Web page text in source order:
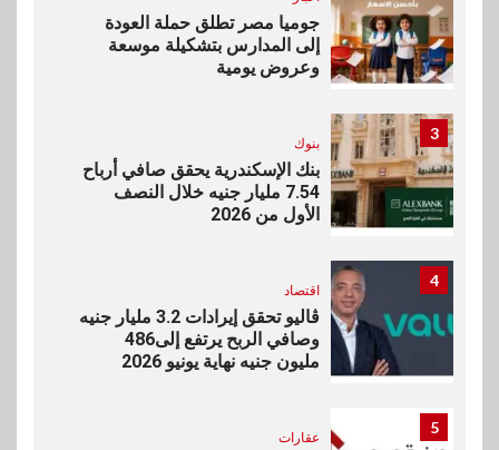
جوميا مصر تطلق حملة العودة
إلى المدارس بتشكيلة موسعة
وعروض يومية
3
بنوك
بنك الإسكندرية يحقق صافي أرباح
7.54 مليار جنيه خلال النصف
الأول من 2026
4
اقتصاد
ڤاليو تحقق إيرادات 3.2 مليار جنيه
وصافي الربح يرتفع إلى486
مليون جنيه نهاية يونيو 2026
5
عقارات